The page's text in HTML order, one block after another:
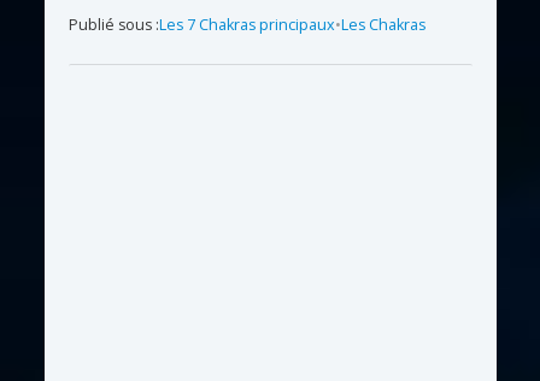
Publié sous :Les 7 Chakras principaux•Les Chakras